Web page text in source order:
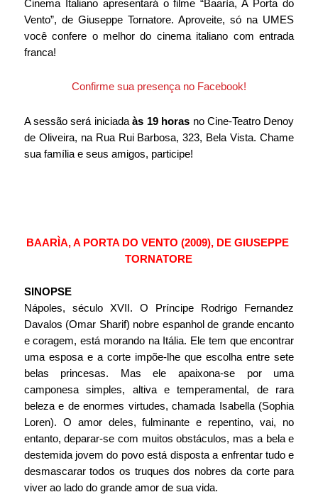
Cinema Italiano apresentará o filme “Baarìa, A Porta do
Vento”, de Giuseppe Tornatore. Aproveite, só na UMES
você confere o melhor do cinema italiano com entrada
franca!
Confirme sua presença no Facebook!
A sessão será iniciada às 19 horas no Cine-Teatro Denoy
de Oliveira, na Rua Rui Barbosa, 323, Bela Vista. Chame
sua família e seus amigos, participe!
BAARÌA, A PORTA DO VENTO (2009), DE GIUSEPPE
TORNATORE
SINOPSE
Nápoles, século XVII. O Príncipe Rodrigo Fernandez
Davalos (Omar Sharif) nobre espanhol de grande encanto
e coragem, está morando na Itália. Ele tem que encontrar
uma esposa e a corte impõe-lhe que escolha entre sete
belas princesas. Mas ele apaixona-se por uma
camponesa simples, altiva e temperamental, de rara
beleza e de enormes virtudes, chamada Isabella (Sophia
Loren). O amor deles, fulminante e repentino, vai, no
entanto, deparar-se com muitos obstáculos, mas a bela e
destemida jovem do povo está disposta a enfrentar tudo e
desmascarar todos os truques dos nobres da corte para
viver ao lado do grande amor de sua vida.